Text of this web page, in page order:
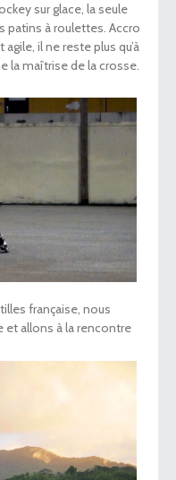
sur glace, la seule
patins à roulettes. Accro
il ne reste plus qu’à
la maîtrise de la crosse.
française, nous
et allons à la rencontre